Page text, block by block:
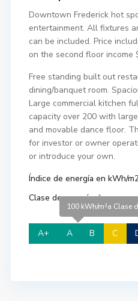
Downtown Frederick hot
entertainment. All fixtures
can be included. Price
on the second floor income
Free standing built out
dining/banquet room.
Large commercial kitchen
capacity over 200 with
and movable dance floor.
for investor or owner
or introduce your own.
Índice de energía en kWh/
Clase de energía:A
A+
100 kWh/m²a Clase
A B C